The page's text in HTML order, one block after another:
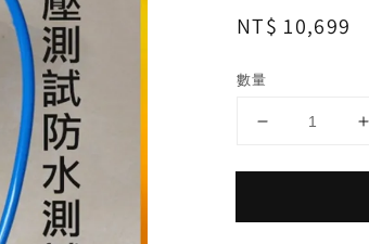
Regular
NT$ 10,699
數量